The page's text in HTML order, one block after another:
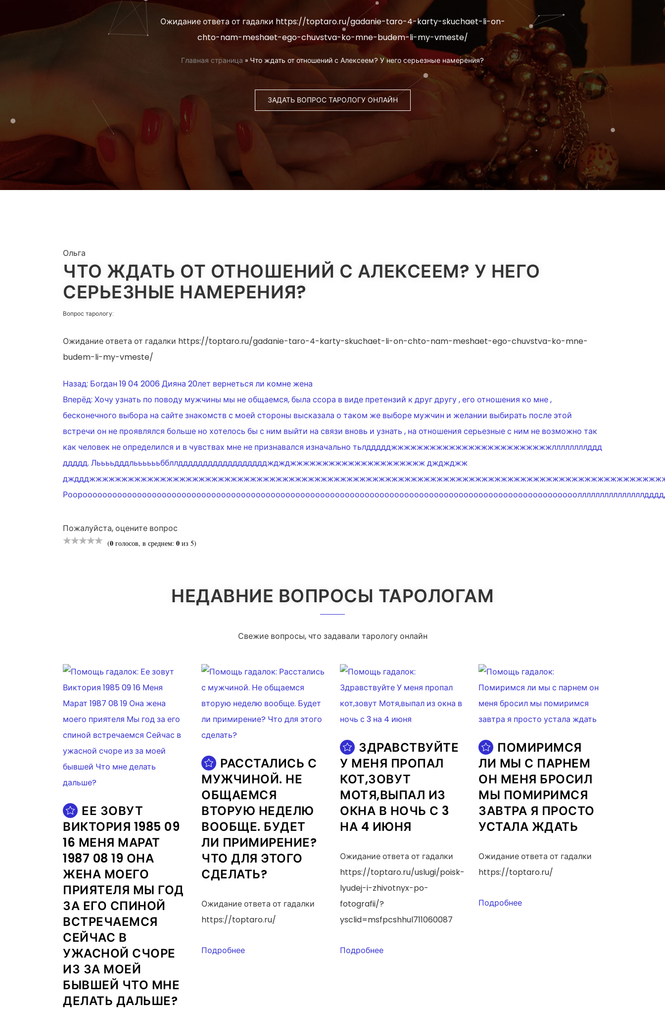
Ожидание ответа от гадалки https://toptaro.ru/gadanie-taro-4-karty-skuchaet-li-on-
chto-nam-meshaet-ego-chuvstva-ko-mne-budem-li-my-vmeste/
Главная страница » Что ждать от отношений с Алексеем? У него серьезные намерения?
ЗАДАТЬ ВОПРОС ТАРОЛОГУ ОНЛАЙН
Ольга
ЧТО ЖДАТЬ ОТ ОТНОШЕНИЙ С АЛЕКСЕЕМ? У НЕГО
СЕРЬЕЗНЫЕ НАМЕРЕНИЯ?
Вопрос тарологу:
Ожидание ответа от гадалки https://toptaro.ru/gadanie-taro-4-karty-skuchaet-li-on-chto-nam-meshaet-ego-chuvstva-ko-mne-
budem-li-my-vmeste/
НАВИГАЦИЯ
ПО
ЗАПИСЯМ
Назад: Богдан 19 04 2006 Дияна 20лет вернеться ли комне жена
Вперёд: Хочу узнать по поводу мужчины мы не общаемся, была ссора в виде претензий к друг другу , его отношения ко мне ,
бесконечного выбора на сайте знакомств с моей стороны высказала о таком же выборе мужчин и желании выбирать после этой
встречи он не проявлялся больше но хотелось бы с ним выйти на связи вновь и узнать , на отношения серьезные с ним не возможно так
как человек не определился и в чувствах мне не признавался изначально тьлддддджжжжжжжжжжжжжжжжжжжжжжжжжллллллллддд
ддддд. Лььььдддлььььььббллдддддддддддддддддджджджжжжжжжжжжжжжжжжжжжжж джджджж
Пожалуйста, оцените вопрос
(0 голосов, в среднем: 0 из 5)
НЕДАВНИЕ ВОПРОСЫ ТАРОЛОГАМ
Свежие вопросы, что задавали тарологу онлайн
ЕЕ ЗОВУТ
ВИКТОРИЯ 1985 09
16 МЕНЯ МАРАТ
1987 08 19 ОНА
ЖЕНА МОЕГО
ПРИЯТЕЛЯ МЫ ГОД
ЗА ЕГО СПИНОЙ
ВСТРЕЧАЕМСЯ
СЕЙЧАС В
УЖАСНОЙ СЧОРЕ
ИЗ ЗА МОЕЙ
БЫВШЕЙ ЧТО МНЕ
ДЕЛАТЬ ДАЛЬШЕ?
РАССТАЛИСЬ С
МУЖЧИНОЙ. НЕ
ОБЩАЕМСЯ
ВТОРУЮ НЕДЕЛЮ
ВООБЩЕ. БУДЕТ
ЛИ ПРИМИРЕНИЕ?
ЧТО ДЛЯ ЭТОГО
СДЕЛАТЬ?
Ожидание ответа от гадалки
https://toptaro.ru/
Подробнее
ЗДРАВСТВУЙТЕ
У МЕНЯ ПРОПАЛ
КОТ,ЗОВУТ
МОТЯ,ВЫПАЛ ИЗ
ОКНА В НОЧЬ С 3
НА 4 ИЮНЯ
Ожидание ответа от гадалки
https://toptaro.ru/uslugi/poisk-
lyudej-i-zhivotnyx-po-
fotografii/?
ysclid=msfpcshhul711060087
Подробнее
ПОМИРИМСЯ
ЛИ МЫ С ПАРНЕМ
ОН МЕНЯ БРОСИЛ
МЫ ПОМИРИМСЯ
ЗАВТРА Я ПРОСТО
УСТАЛА ЖДАТЬ
Ожидание ответа от гадалки
https://toptaro.ru/
Подробнее